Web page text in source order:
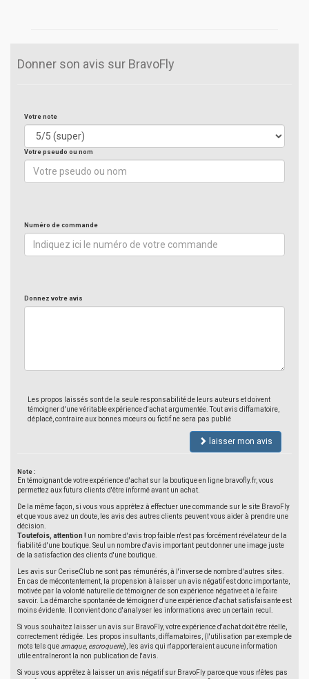
Donner son avis sur BravoFly
Votre note
Votre pseudo ou nom
Numéro de commande
Donnez votre avis
Les propos laissés sont de la seule responsabilité de leurs auteurs et doivent
témoigner d'une véritable expérience d'achat argumentée. Tout avis diffamatoire,
déplacé, contraire aux bonnes moeurs ou fictif ne sera pas publié
laisser mon avis
Note :
En témoignant de votre expérience d'achat sur la boutique en ligne bravofly.fr, vous
permettez aux futurs clients d'être informé avant un achat.
De la même façon, si vous vous apprêtez à effectuer une commande sur le site BravoFly
et que vous avez un doute, les avis des autres clients peuvent vous aider à prendre une
décision.
Toutefois, attention ! un nombre d'avis trop faible n'est pas forcément révélateur de la
fiabilité d'une boutique. Seul un nombre d'avis important peut donner une image juste
de la satisfaction des clients d'une boutique.
Les avis sur CeriseClub ne sont pas rémunérés, à l'inverse de nombre d'autres sites.
En cas de mécontentement, la propension à laisser un avis négatif est donc importante,
motivée par la volonté naturelle de témoigner de son expérience négative et à le faire
savoir. La démarche spontanée de témoigner d'une expérience d'achat satisfaisante est
moins évidente. Il convient donc d'analyser les informations avec un certain recul.
Si vous souhaitez laisser un avis sur BravoFly, votre expérience d'achat doit être réelle,
correctement rédigée. Les propos insultants, diffamatoires, (l'utilisation par exemple de
mots tels que arnaque, escroquerie), les avis qui n'apporteraient aucune information
utile entraîneront la non publication de l'avis.
Si vous vous apprêtez à laisser un avis négatif sur BravoFly parce que vous n'êtes pas